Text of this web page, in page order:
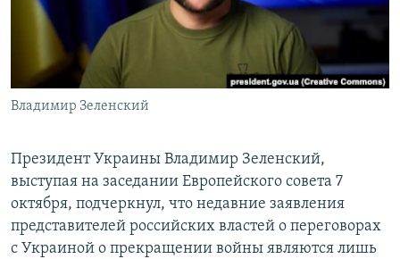
ПОБЕДИТЕЛЕЙ НЕ СУДЯТ?
КРЫМ.НЕПОКОРЕННЫЙ
ELIFBE
УКРАИНСКАЯ ПРОБЛЕМА КРЫМА
ПРИСОЕДИНЯЙТЕСЬ!
Владимир Зеленский
Президент Украины Владимир Зеленский,
выступая на заседании Европейского совета 7
октября, подчеркнул, что недавние заявления
представителей российских властей о переговорах
с Украиной о прекращении войны являются лишь